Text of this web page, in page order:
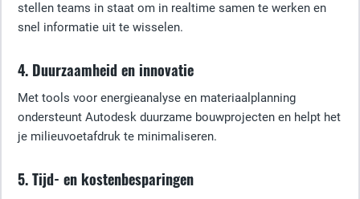
stellen teams in staat om in realtime samen te werken en
snel informatie uit te wisselen.
4. Duurzaamheid en innovatie
Met tools voor energieanalyse en materiaalplanning
ondersteunt Autodesk duurzame bouwprojecten en helpt het
je milieuvoetafdruk te minimaliseren.
5. Tijd- en kostenbesparingen